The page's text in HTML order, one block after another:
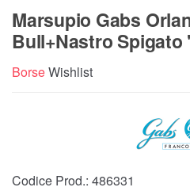
Marsupio Gabs
Bull+Nastro
BorseWishlist
Codice Prod.: 486331